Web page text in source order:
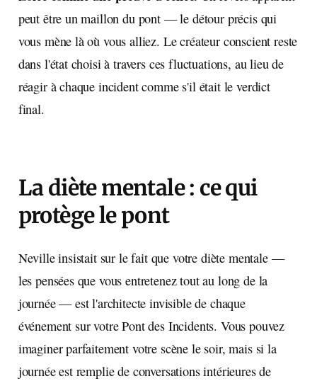
peut être un maillon du pont — le détour précis qui
vous mène là où vous alliez. Le créateur conscient reste
dans l'état choisi à travers ces fluctuations, au lieu de
réagir à chaque incident comme s'il était le verdict
final.
La diète mentale : ce qui
protège le pont
Neville insistait sur le fait que votre diète mentale —
les pensées que vous entretenez tout au long de la
journée — est l'architecte invisible de chaque
événement sur votre Pont des Incidents. Vous pouvez
imaginer parfaitement votre scène le soir, mais si la
journée est remplie de conversations intérieures de